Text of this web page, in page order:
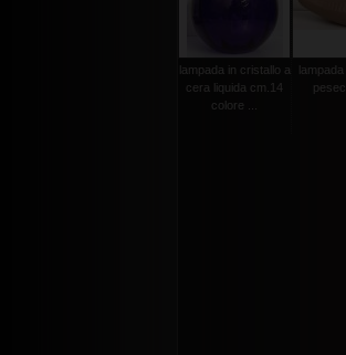
lampada in cristallo a
cera liquida cm.14
colore ...